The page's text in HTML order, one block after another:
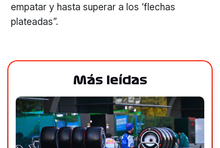
empatar y hasta superar a los ‘flechas
plateadas”.
Más leídas